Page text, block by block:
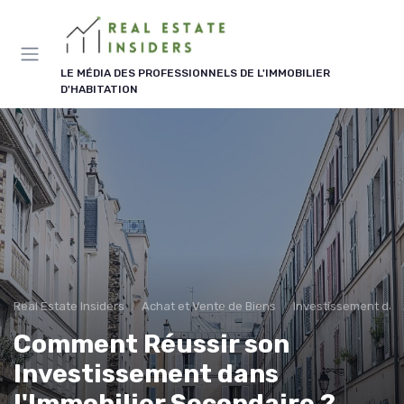
LE MÉDIA DES PROFESSIONNELS DE L'IMMOBILIER
D'HABITATION
Real Estate Insiders Achat et Vente de Biens Investissement
Comment Réussir son
Investissement dans